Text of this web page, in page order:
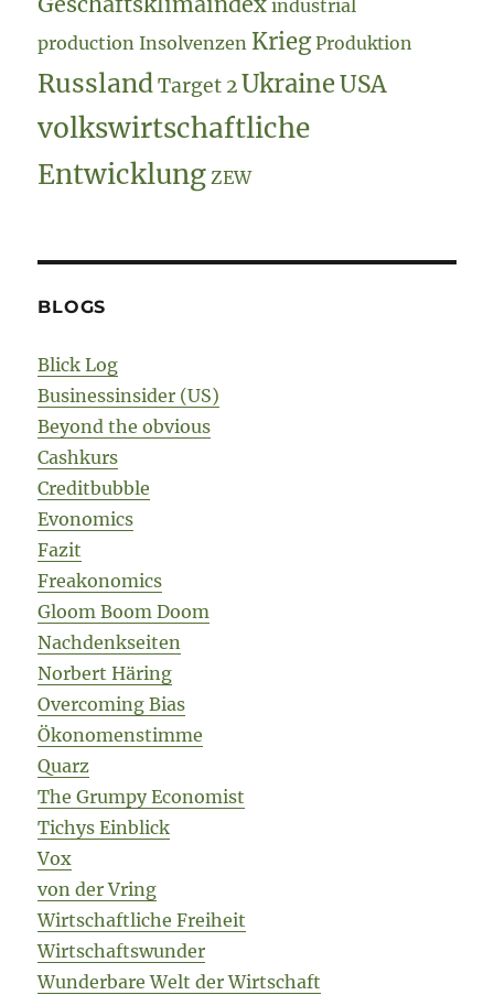
industrial
production Insolvenzen Krieg Produktion
Russland Target 2 Ukraine USA
volkswirtschaftliche
Entwicklung ZEW
BLOGS
Blick Log
Businessinsider (US)
Beyond the obvious
Cashkurs
Creditbubble
Evonomics
Fazit
Freakonomics
Gloom Boom Doom
Nachdenkseiten
Norbert Häring
Overcoming Bias
Ökonomenstimme
Quarz
The Grumpy Economist
Tichys Einblick
Vox
von der Vring
Wirtschaftliche Freiheit
Wirtschaftswunder
Wunderbare Welt der Wirtschaft